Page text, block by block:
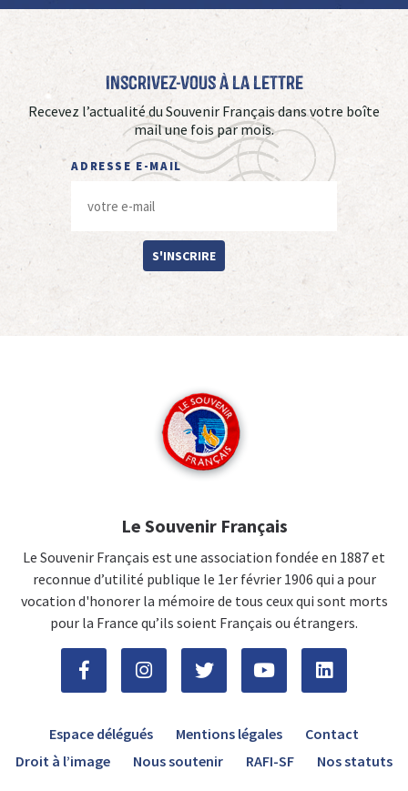
Inscrivez-vous à La Lettre
Recevez l’actualité du Souvenir Français dans votre boîte
mail une fois par mois.
ADRESSE E-MAIL
S'INSCRIRE
Le Souvenir Français
Le Souvenir Français est une association fondée en 1887 et
reconnue d’utilité publique le 1er février 1906 qui a pour
vocation d'honorer la mémoire de tous ceux qui sont morts
pour la France qu’ils soient Français ou étrangers.
Espace délégués Mentions légales
Contact
Droit à l’image
Nous soutenir RAFI-SF Nos statuts